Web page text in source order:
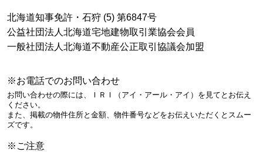
北海道知事免許・石狩 (5) 第6847号
公益社団法人北海道宅地建物取引業協会会員
一般社団法人北海道不動産公正取引協議会加盟
※お電話でのお問い合わせ
お問い合わせの際には、ＩＲＩ（アイ・アール・アイ）を見てとお伝え
ください。
また、掲載の物件住所と金額、物件番号などをお伝えいただくとスムー
ズです。
※ご注意